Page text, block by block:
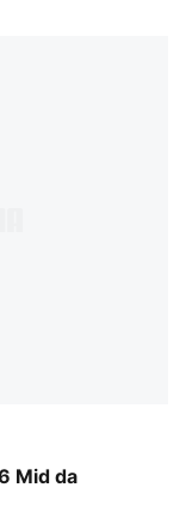
Mid da
For All Time Red